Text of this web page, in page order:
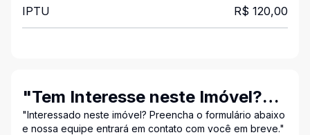
IPTU R$ 120,00
"Tem Interesse neste Imóvel?
Entre em Contato Conosco!"
"Interessado neste imóvel? Preencha o formulário abaixo
e nossa equipe entrará em contato com você em breve."